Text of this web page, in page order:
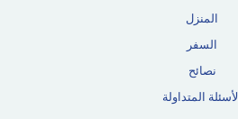
المنزل
السفر
نصائح
الأسئلة المتداولة